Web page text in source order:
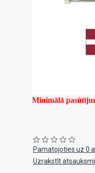
Minimālā
Pamatojoties uz 0
Uzrakstīt atsauksmi